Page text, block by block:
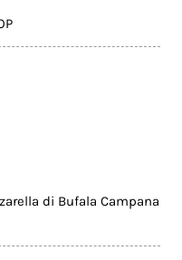
di Bufala Campana